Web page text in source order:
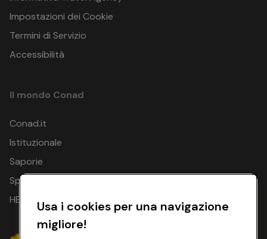
Impostazioni dei Cookie
Termini di Servizio
Accessibilità
Il mondo Conad
Conad.it
Istituzionale
Saporie
Spesa Online
HEYCONADUsa i cookies per una navigazione
migliore!